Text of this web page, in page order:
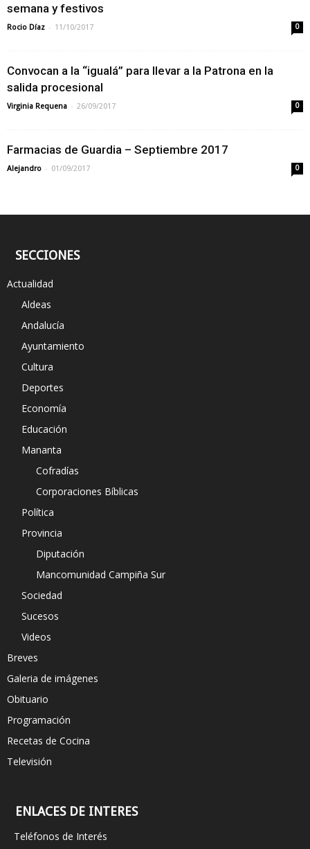
semana y festivos
Rocio Díaz - 11/10/2017 0
Convocan a la “igualá” para llevar a la Patrona en la
salida procesional
Virginia Requena - 26/09/2017 0
Farmacias de Guardia – Septiembre 2017
Alejandro - 01/09/2017 0
SECCIONES
Actualidad
Aldeas
Andalucía
Ayuntamiento
Cultura
Deportes
Economía
Educación
Mananta
Cofradías
Corporaciones Bíblicas
Política
Provincia
Diputación
Mancomunidad Campiña Sur
Sociedad
Sucesos
Videos
Breves
Galeria de imágenes
Obituario
Programación
Recetas de Cocina
Televisión
ENLACES DE INTERES
Teléfonos de Interés